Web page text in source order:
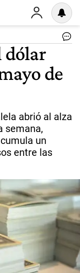
dólar
de
abrió al alza
semana,
un
entre las